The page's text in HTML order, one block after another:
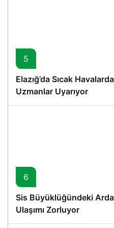
5
Elazığ’da Sıcak
Uzmanlar Uyarıyor
6
Sis Büyüklüğündeki
Ulaşımı Zorluyor